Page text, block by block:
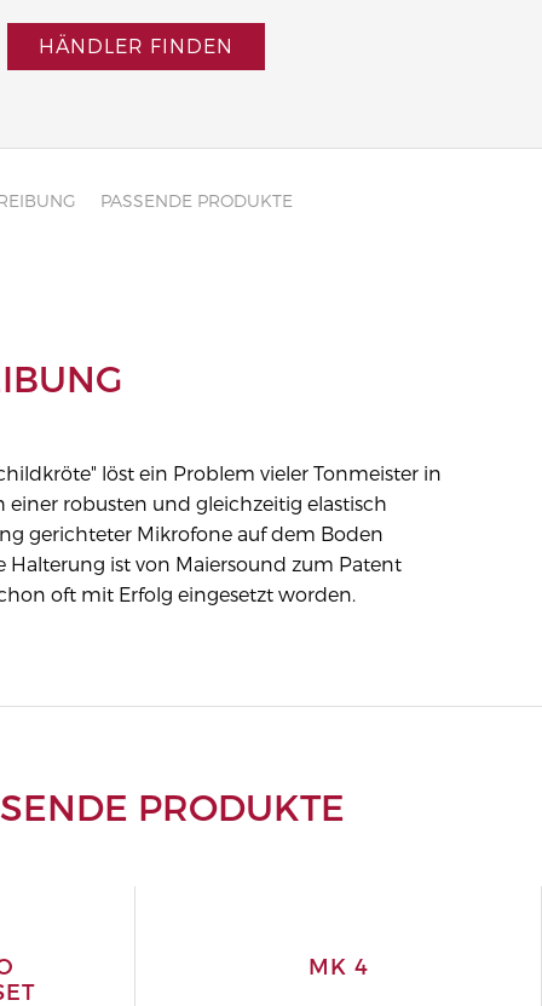
HÄNDLER FINDEN
PASSENDE PRODUKTE
löst ein Problem vieler Tonmeister in
einer robusten und gleichzeitig elastisch
gerichteter Mikrofone auf dem Boden
Halterung ist von Maiersound zum Patent
oft mit Erfolg eingesetzt worden.
PRODUKTE
MK 4